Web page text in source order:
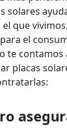
solares
que
el
te contamos
placas